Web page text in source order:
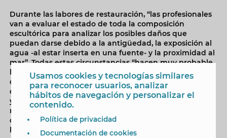
Durante las labores de restauración, “las profesionales
van a evaluar el estado de toda la composición
escultórica para analizar los posibles daños que
puedan darse debido a la antigüedad, la exposición al
agua -al estar inserta en una fuente- y la proximidad al
mar”. Todas estas circunstancias “hacen muy probable
la presencia de corrosión en las figuras y la necesidad
de una restauración integral o prácticamente integral
que se abordará más adelante en base a la valoración
y recomendaciones que nos trasladen ambas
restauradoras, asegurando de este modo la
conservación y puesta en valor de nuestro patrimonio
histórico y cultural".
Usamos cookies y tecnologías similares
para reconocer usuarios, analizar
hábitos de navegación y personalizar el
contenido.
Política de privacidad
Documentación de cookies